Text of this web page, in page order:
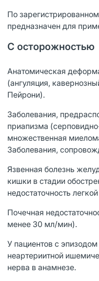
По
предназначен для
С осторожностью
Анатомическая
(ангуляция,
Пейрони).
Заболевания,
приапизма
множественная
Заболевания,
Язвенная болезнь
кишки в стадии
недостаточность
Почечная
менее 30 мл/мин).
У пациентов с
неартериитной
нерва в анамнезе.